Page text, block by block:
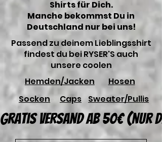
Shirts für Dich.
Manche bekommst Du in
Deutschland nur bei uns!
​Passend zu deinem Lieblingsshirt
findest du bei RYSER'S auch
unsere coolen
Hemden/Jacken
Hosen
Socken
Caps Sweater/Pullis
gratis Versand ab 50€ (nur